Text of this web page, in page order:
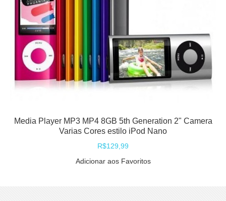
Media Player MP3 MP4 8GB 5th Generation 2" Camera
Varias Cores estilo iPod Nano
R$129,99
Adicionar aos Favoritos